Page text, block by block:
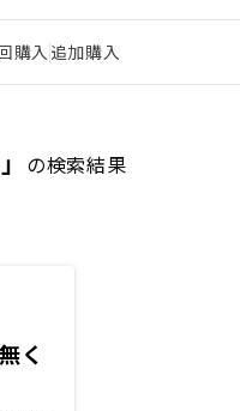
購入 追加購入
の検索結果
く